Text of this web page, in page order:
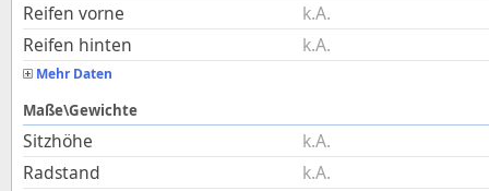
Reifen vorne
k.A.
Reifen hinten
k.A.
Mehr Daten
Maße\Gewichte
Sitzhöhe
k.A.
Radstand
k.A.